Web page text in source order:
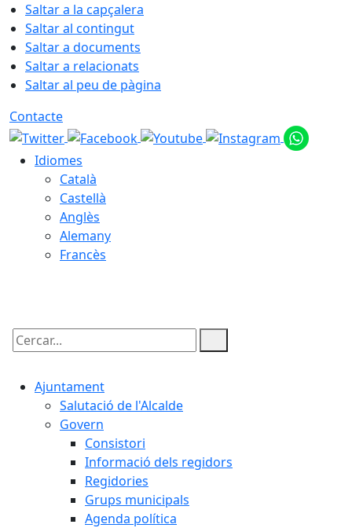
Saltar a la capçalera
Saltar al contingut
Saltar a documents
Saltar a relacionats
Saltar al peu de pàgina
Contacte
Idiomes
Català
Castellà
Anglès
Alemany
Francès
Cercar:
Ajuntament
Salutació de l'Alcalde
Govern
Consistori
Informació dels regidors
Regidories
Grups municipals
Agenda política